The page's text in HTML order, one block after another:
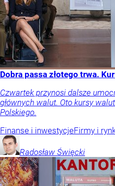
Dobra passa złotego trwa.
Czwartek przynosi dalsze
głównych walut. Oto kursy
Polskiego.
Finanse i inwestycjeFirmy i
Radosław Święcki